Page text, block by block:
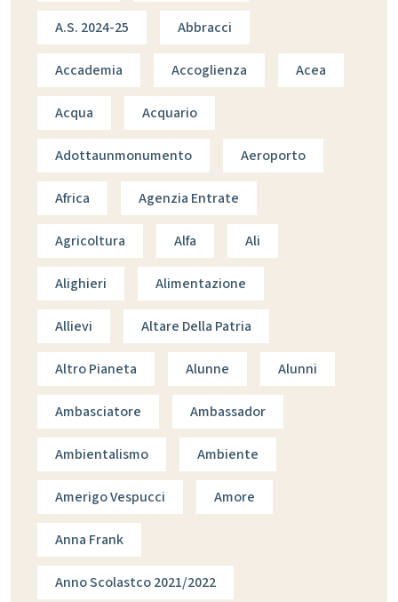
A.s. 2024-25 Abbracci
Accademia Accoglienza Acea
Acqua Acquario
Adottaunmonumento Aeroporto
Africa Agenzia Entrate
Agricoltura Alfa Ali
Alighieri Alimentazione
Allievi Altare Della Patria
Altro Pianeta Alunne Alunni
Ambasciatore Ambassador
Ambientalismo Ambiente
Amerigo Vespucci Amore
Anna Frank
Anno Scolastco 2021/2022